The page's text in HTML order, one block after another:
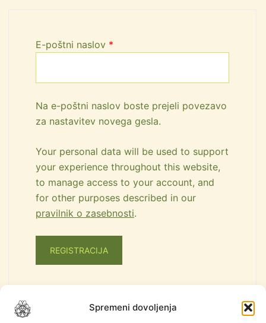
Spremeni dovoljenja
E-poštni naslov *
Na e-poštni naslov boste prejeli povezavo
za nastavitev novega gesla.
Your personal data will be used to support
your experience throughout this website,
to manage access to your account, and
for other purposes described in our
pravilnik o zasebnosti.
REGISTRACIJA